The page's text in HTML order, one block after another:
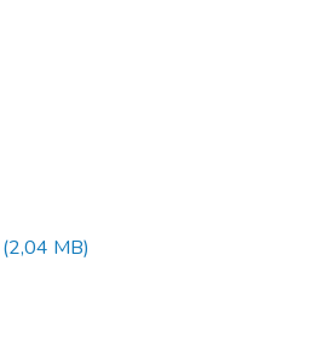
(2,04 MB)